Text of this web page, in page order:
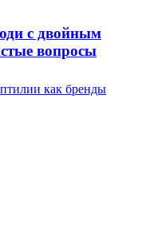
с двойным
вопросы